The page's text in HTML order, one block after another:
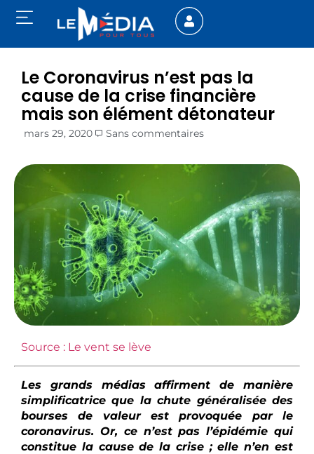
Le Coronavirus n’est pas la
cause de la crise financière
mais son élément détonateur
mars 29, 2020 Sans commentaires
Source : Le vent se lève
Les grands médias affirment de manière
simplificatrice que la chute généralisée des
bourses de valeur est provoquée par le
coronavirus. Or, ce n’est pas l’épidémie qui
constitue la cause de la crise ; elle n’en est